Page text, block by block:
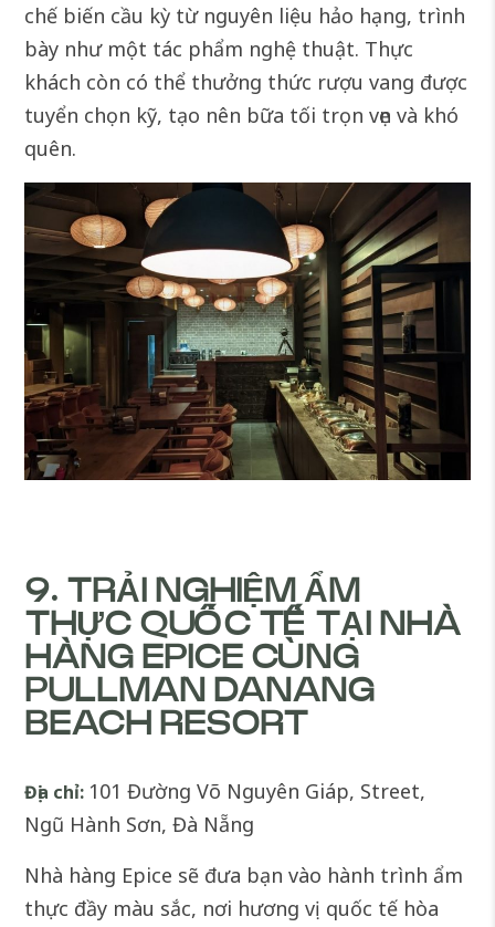
chế biến cầu kỳ từ nguyên liệu hảo hạng, trình
bày như một tác phẩm nghệ thuật. Thực
khách còn có thể thưởng thức rượu vang được
tuyển chọn kỹ, tạo nên bữa tối trọn vẹn và khó
quên.
9. TRẢI NGHIỆM ẨM
THỰC QUỐC TẾ TẠI NHÀ
HÀNG EPICE CÙNG
PULLMAN DANANG
BEACH RESORT
Địa chỉ: 101 Đường Võ Nguyên Giáp, Street,
Ngũ Hành Sơn, Đà Nẵng
Nhà hàng Epice sẽ đưa bạn vào hành trình ẩm
thực đầy màu sắc, nơi hương vị quốc tế hòa